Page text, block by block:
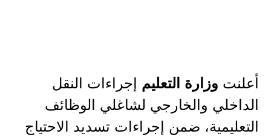
أعلنت وزارة التعليم إجراءات النقل
الداخلي والخارجي لشاغلي الوظائف
التعليمية، ضمن إجراءات تسديد الاحتياج